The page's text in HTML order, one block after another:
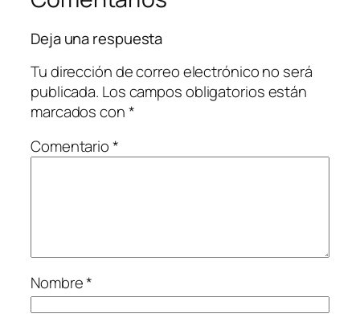
Deja una respuesta
Tu dirección de correo electrónico no será
publicada. Los campos obligatorios están
marcados con*
Comentario*
Nombre*